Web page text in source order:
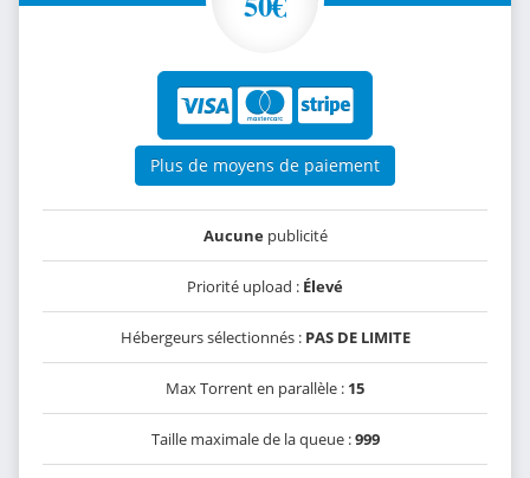
Plus de moyens de paiement
Aucunepublicité
Priorité upload : Élevé
Hébergeurs sélectionnés : PAS DE LIMITE
Max Torrent en parallèle : 15
Taille maximale de la queue :999